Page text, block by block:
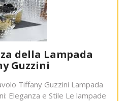
della Lampada
Guzzini
Tiffany Guzzini Lampada
Eleganza e Stile Le lampade